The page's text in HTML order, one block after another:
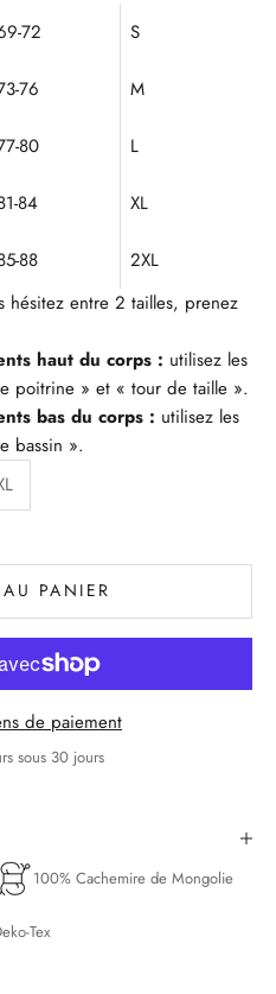
72 S
76 M
80 L
84 XL
88
2XL
hésitez entre 2 tailles, prenez
haut du corps : utilisez les
poitrine » et « tour de taille ».
bas du corps : utilisez les
bassin ».
PANIER
de paiement
sous 30 jours
100% Cachemire de Mongolie
Tex